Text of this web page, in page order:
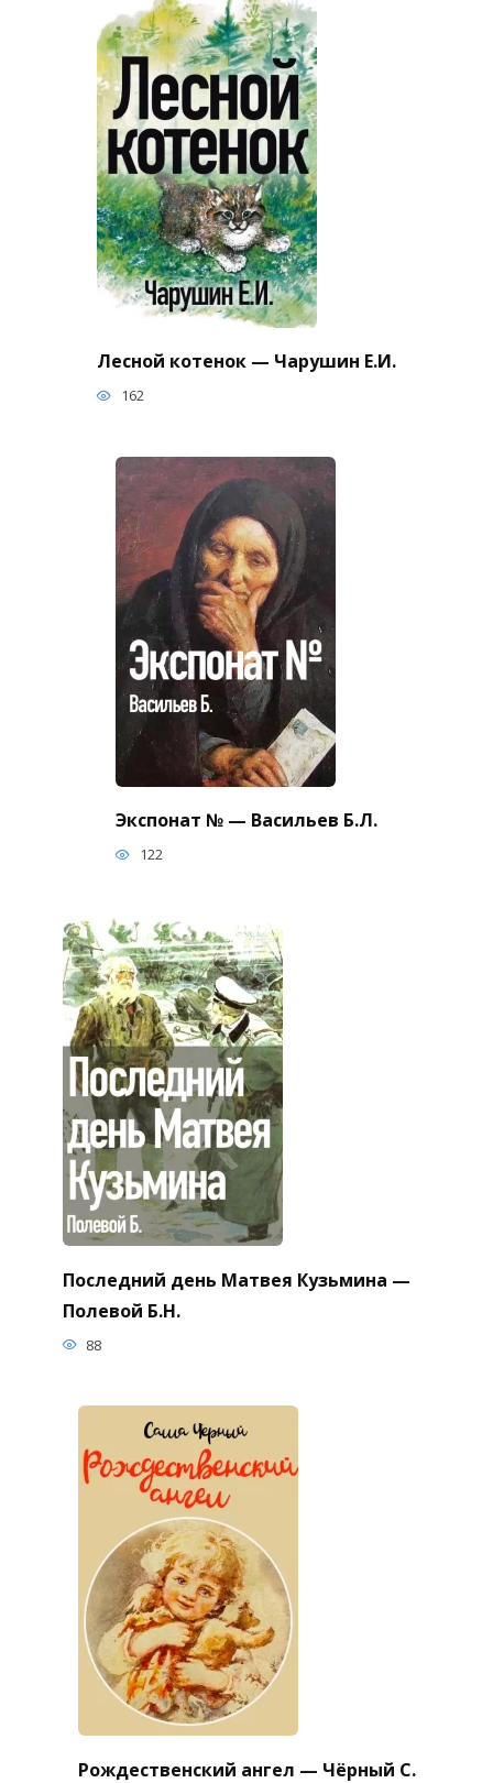
Лесной котенок — Чарушин Е.И.
162
Экспонат № — Васильев Б.Л.
122
Последний день Матвея Кузьмина —
Полевой Б.Н.
88
Рождественский ангел — Чёрный С.